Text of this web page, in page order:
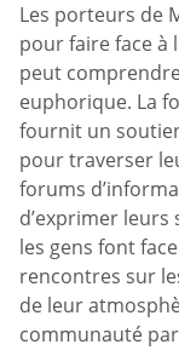
Les porteurs de
pour faire face à
peut
euphorique. La
fournit un
pour traverser
forums
d’exprimer
les gens font
rencontres sur
de leur
communauté